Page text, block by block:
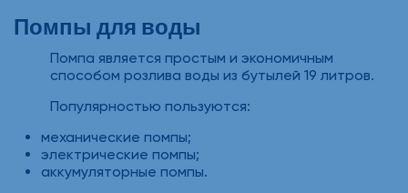
Помпы для воды
Помпа является простым и экономичным
способом розлива воды из бутылей 19 литров.
Популярностью пользуются:
механические помпы;
электрические помпы;
аккумуляторные помпы.